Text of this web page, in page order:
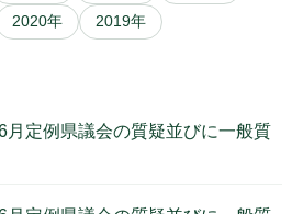
2020年 2019年
月定例県議会の質疑並びに一般質